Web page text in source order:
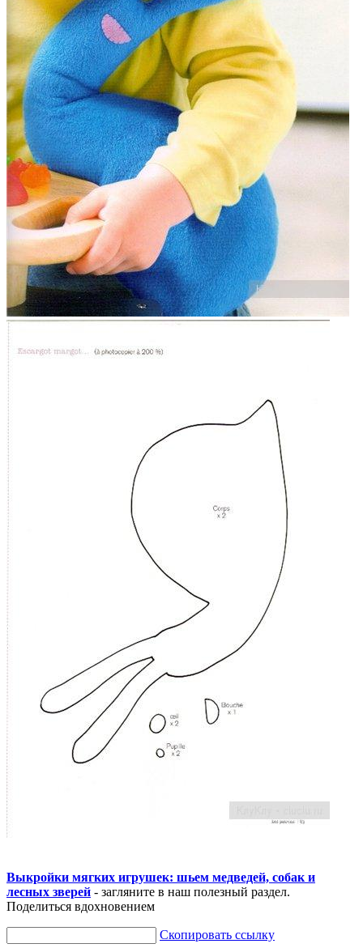
Выкройки мягких игрушек: шьем медведей, собак и
лесных зверей - загляните в наш полезный раздел.
Поделиться вдохновением
Скопировать ссылку